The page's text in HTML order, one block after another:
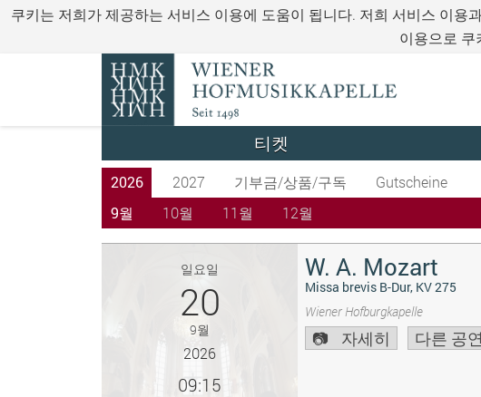
쿠키는 저희가 제공하는 서비스 이용에 도움이 됩니다. 저희 서비스 이용
이용으로 쿠
티켓
2026 2027 기부금/상품/구독
Gutscheine
9월
10월 11월 12월
일요일
20
9월
2026
09:15
W. A. Mozart
Missa brevis B-Dur, KV 275
Wiener Hofburgkapelle
자세히 다른 공연